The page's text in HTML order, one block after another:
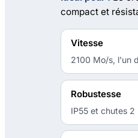
compact et
Vitesse
2100 Mo/s, l'un
Robustesse
IP55 et chutes 2